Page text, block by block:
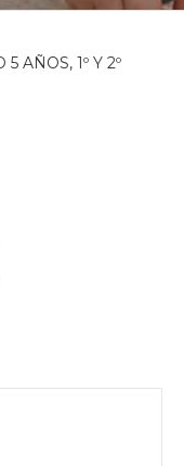
AÑOS, 1º Y 2º